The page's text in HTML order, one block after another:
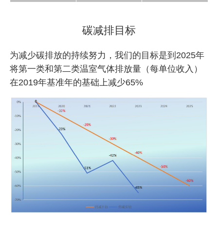
碳减排目标
为减少碳排放的持续努力，我们的目标是到2025年
将第一类和第二类温室气体排放量（每单位收入）
在2019年基准年的基础上减少65%